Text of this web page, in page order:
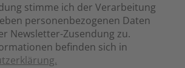
stimme ich der Verarbeitung
personenbezogenen Daten
Newsletter-Zusendung zu.
befinden sich in